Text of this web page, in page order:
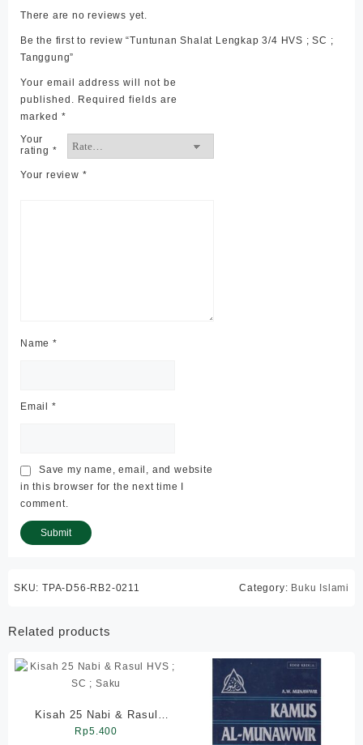
There are no reviews yet.
Be the first to review “Tuntunan Shalat Lengkap 3/4 HVS ; SC ;
Tanggung”
Your email address will not be
published. Required fields are
marked *
Your
rating *
Your review *
Name *
Email *
Save my name, email, and website
in this browser for the next time I
comment.
SKU: TPA-D56-RB2-0211 Category: Buku Islami
Related products
Kisah 25 Nabi & Rasul
HVS ; SC ; Saku
Rp5.400